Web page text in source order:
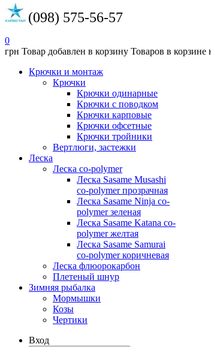
(098) 575-56-57
0
грн Товар добавлен в корзину Товаров в корзине
Крючки и монтаж
Крючки
Крючки одинарные
Крючки с поводком
Крючки карповые
Крючки офсетные
Крючки тройники
Вертлюги, застежки
Леска
Леска co-polymer
Леска Sasame Musashi
co-polymer прозрачная
Леска Sasame Ninja co-
polymer зеленая
Леска Sasame Katana co-
polymer желтая
Леска Sasame Samurai
co-polymer коричневая
Леска флюорокарбон
Плетеный шнур
Зимняя рыбалка
Мормышки
Козы
Чертики
Вход